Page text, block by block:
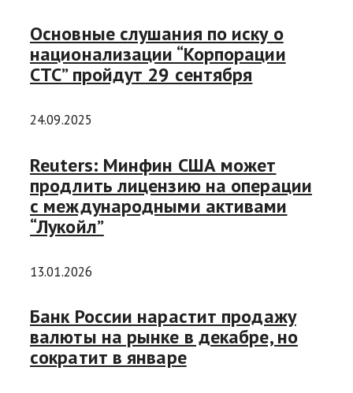
Основные слушания по иску о
национализации “Корпорации
СТС” пройдут 29 сентября
24.09.2025
Reuters: Минфин США может
продлить лицензию на операции
с международными активами
“Лукойл”
13.01.2026
Банк России нарастит продажу
валюты на рынке в декабре, но
сократит в январе